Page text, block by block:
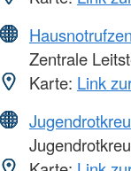
Zentrale
Karte: Link